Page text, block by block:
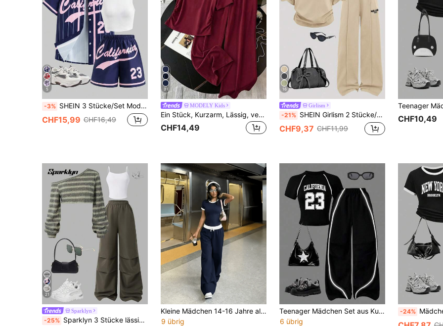
5
-3% SHEIN 3 Stücke/Set Modischer Sportoutfit für Teenager - Schwarze gestreifte Retro Buchstaben Muster Locker Sitzende Jacke Hemd, Weißes Figurbetontes Trägerhemd, Gelbe Shorts
CHF15,99 CHF16,49
31
MODELY Kids
Ein Stück, Kurzarm, Lässig, versetzter Muster, Frühling und Sommer, Teenager Mädchen Sommer Pendler Set, sportlich und Lässig gerade geschnittene Hose, leichtes und bequemes Zweiteiler Set mit Kurzarmshirt.
CHF14,49
16
Girlism
-21% SHEIN Girlism 2 Stücke/Set Teenager Mädchen Lässiges, locker sitzendes Crew Neck Raglan Ärmel Grafik T-Shirt & Plissee Shorts Set, leichter Strick Outfit für den Alltag, Schulanfang, Urlaub, Outdoor, Frühlings Picknick
CHF9,37 CHF11,99
CHF10,49
21
Sparklyn
-25% Sparklyn 3 Stücke lässiges gestricktes Top, Träger & weite Hose Set, bequem & modisch für Teenager, geeignet für Outdoor-Sport, Lässig und Alltagstragen, schräge Schulterdesign
Kleine Mädchen 14-16 Jahre alte Sommer Outfit, lässiges einfarbiges Kurzarm Rundhals Top + Taille Farbsplitting leichte weite Hose 2-teiliges Set, modisch und energiegeladen, geeignet für tägliche Unternehmungen
9 übrig
Teenager Mädchen Set aus Kurzarm T-Shirt mit Zahlen Muster und Hose
6 übrig
-24% Mädchen Outfit mit